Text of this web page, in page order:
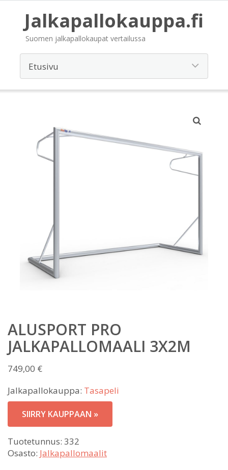
Jalkapallokauppa.fi
Suomen jalkapallokaupat vertailussa
ALUSPORT PRO
JALKAPALLOMAALI 3X2M
749,00 €
Jalkapallokauppa: Tasapeli
SIIRRY KAUPPAAN »
Tuotetunnus: 332
Osasto: Jalkapallomaalit